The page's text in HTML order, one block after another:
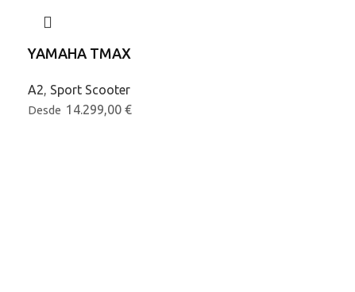
YAMAHA TMAX
A2, Sport Scooter
Desde 14.299,00 €